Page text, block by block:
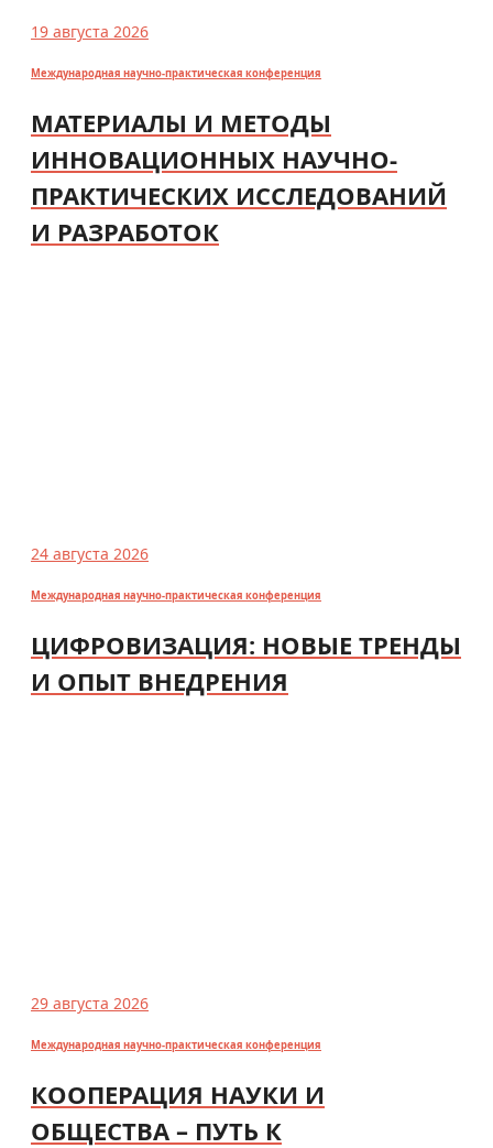
19 августа 2026
Международная научно-практическая конференция
МАТЕРИАЛЫ И МЕТОДЫ
ИННОВАЦИОННЫХ НАУЧНО-
ПРАКТИЧЕСКИХ ИССЛЕДОВАНИЙ
И РАЗРАБОТОК
24 августа 2026
Международная научно-практическая конференция
ЦИФРОВИЗАЦИЯ: НОВЫЕ ТРЕНДЫ
И ОПЫТ ВНЕДРЕНИЯ
29 августа 2026
Международная научно-практическая конференция
КООПЕРАЦИЯ НАУКИ И
ОБЩЕСТВА – ПУТЬ К